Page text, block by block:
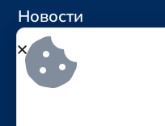
Новости
Контакты
Социальные сети